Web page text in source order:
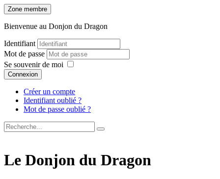
Zone membre
Bienvenue au Donjon du Dragon
Identifiant
Mot de passe
Se souvenir de moi
Connexion
Créer un compte
Identifiant oublié ?
Mot de passe oublié ?
Le Donjon du Dragon